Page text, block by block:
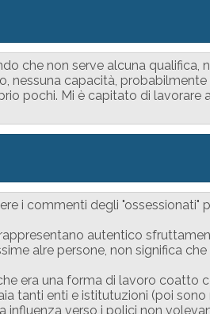
che non serve alcuna qualifica,
nessuna capacità,
pochi. Mi è capitato di lavorare
i commenti degli "ossessionati"
autentico
alre persone, non significa
era una forma di lavoro coatto
tanti enti e istitutuzioni (poi
influenza verso i polici non